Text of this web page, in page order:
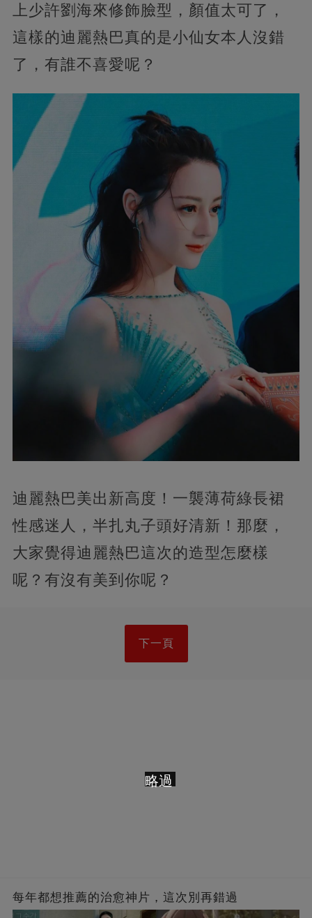
上少許劉海來修飾臉型，顏值太可了，
這樣的迪麗熱巴真的是小仙女本人沒錯
了，有誰不喜愛呢？
迪麗熱巴美出新高度！一襲薄荷綠長裙
性感迷人，半扎丸子頭好清新！那麼，
大家覺得迪麗熱巴這次的造型怎麼樣
呢？有沒有美到你呢？
下一頁
每年都想推薦的治愈神片，這次別再錯過
略過